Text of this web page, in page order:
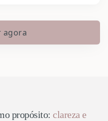
agora
propósito: clareza e